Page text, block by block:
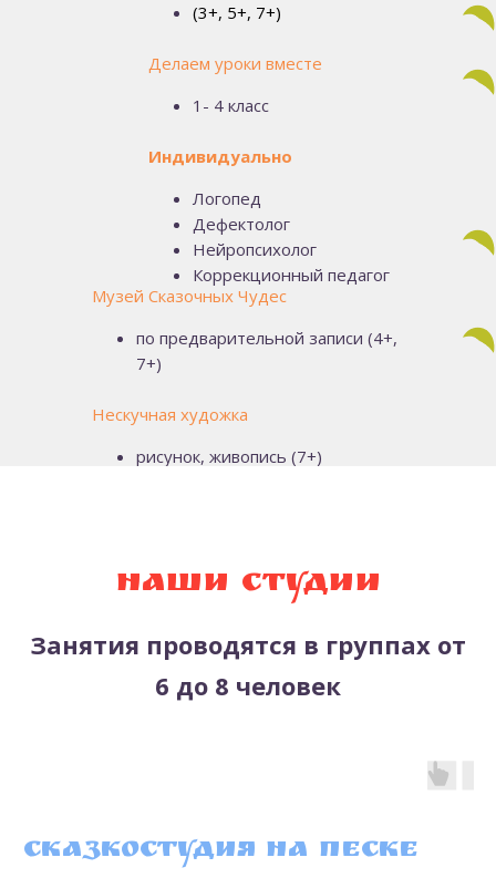
Музей Сказочных Чудес
по предварительной записи (4+,
7+)
Нескучная художка
рисунок, живопись (7+)
(3+, 5+, 7+)
Делаем уроки вместе
1- 4 класс
Индивидуально
Логопед
Дефектолог
Нейропсихолог
Коррекционный педагог
Наши студии
Занятия проводятся в группах от
6 до 8 человек
Сказкостудия на песке